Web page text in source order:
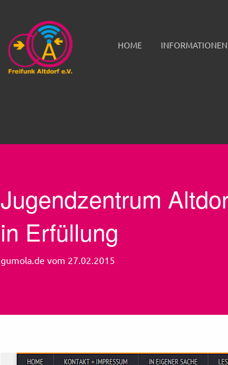
HOME INFORMATIONEN
Jugendzentrum
in Erfüllung
gumola.de vom 27.02.2015